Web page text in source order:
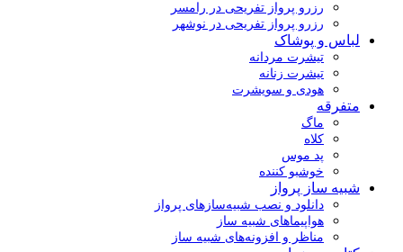
رزرو پرواز تفریحی در رامسر
رزرو پرواز تفریحی در نوشهر
لباس و پوشاک
تیشرت مردانه
تیشرت زنانه
هودی و سویشرت
متفرقه
ماگ
کلاه
پد موس
خوشبو کننده
شبیه ساز پرواز
دانلود و نصب شبیه‌سازهای پرواز
هواپیماهای شبیه ساز
مناظر و افزونه‌های شبیه ساز